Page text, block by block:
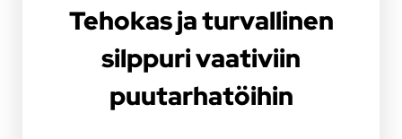
Tehokas ja turvallinen
silppuri vaativiin
puutarhatöihin